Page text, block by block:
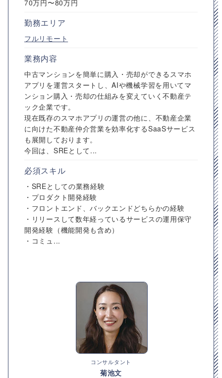
70万円〜80万円
勤務エリア
フルリモート
業務内容
中古マンションを簡単に購入・売却ができるスマホ
アプリを運営スタートし、AIや機械学習を用いてマ
ンション購入・売却の仕組みを変えていく不動産テ
ック企業です。
現在既存のスマホアプリの運営の他に、不動産企業
に向けた不動産仲介営業を効率化するSaaSサービス
も展開しております。
今回は、SREとして...
必須スキル
・SREとしての業務経験
・プロダクト開発経験
・フロントエンド、バックエンドどちらかの経験
・リリースして数年経っているサービスの運用保守
開発経験（機能開発も含め）
・コミュ...
コンサルタント
菊池文